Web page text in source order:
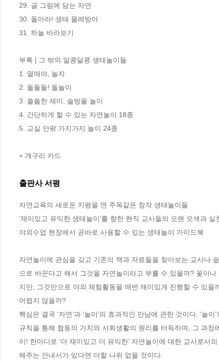
29. 글 그림에 담는 자연
30. 돌아라! 생태 물레방아
31. 하늘 바라보기
부록 | 그 밖의 알콩달콩 생태놀이들
1. 열매야, 놀자
2. 돌돌돌! 돌놀이
3. 쏠쏠한 재미, 솔방울 놀이
4. 간단하게 할 수 있는 자연놀이 18종
5. 교실 안팎 가지가지 놀이 24종
+ 개구리 카드
출판사 서평
자연교육의 새로운 지평을 연 주옥같은 창작 생태놀이들
‘재미있고 유익한 생태놀이’를 향한 현직 교사들의 오랜 모색과 실
야외수업 현장에서 곧바로 사용할 수 있는 생태놀이 가이드북
자연놀이에 관심을 갖고 기존의 책과 자료들을 찾아보는 교사나
으로 바꾼다고 해서 그것을 자연놀이라고 부를 수 있을까? 꽃이
지만, 그것만으로 야외 체험활동을 매번 재미있게 진행할 수 있
어렵지 않을까?
핵심은 결국 ‘자연’과 ‘놀이’의 효과적인 만남에 관한 것이다. ‘
규칙을 통해 협동의 가치와 사회생활의 원리를 터득하며, 그 과
이! 한마디로 ‘더 재미있고 더 유익한’ 자연놀이에 대한 교사로
해주는 안내서가 있다면 더할 나위 없을 것이다.